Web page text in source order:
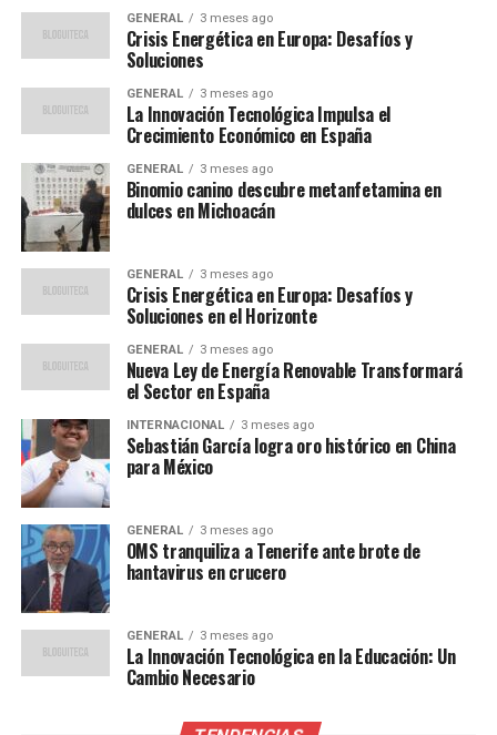
El país ha invertido significativamente en
infraestructura para apoyar el crecimiento de estas
fuentes de energía. Según datos del Instituto Nacional
de Estadística, la capacidad instalada de energía solar
fotovoltaica ha crecido un 30% desde 2018.
Opiniones de Expertos
Los expertos han elogiado el plan del gobierno, pero
también han señalado los desafíos que enfrenta España.
“La integración de estas nuevas capacidades en la red
eléctrica nacional será crucial”, dijo Javier García Breva,
analista de energía renovable. “Sin una infraestructura
adecuada, podríamos enfrentar problemas de
estabilidad en el suministro.”
Además, el profesor de economía energética, Luis
Atienza, comentó sobre la importancia de la inversión
continua en tecnología. “La innovación en
almacenamiento de energía será clave para maximizar el
uso de las renovables”, destacó Atienza.
Comparaciones Históricas
El impulso actual recuerda a la revolución energética
que España experimentó en la década de 2000, cuando
GENERAL 3 meses ago
Crisis Energética en Europa: Desafíos y
Soluciones
GENERAL 3 meses ago
La Innovación Tecnológica Impulsa el
Crecimiento Económico en España
GENERAL 3 meses ago
Binomio canino descubre metanfetamina en
dulces en Michoacán
GENERAL 3 meses ago
Crisis Energética en Europa: Desafíos y
Soluciones en el Horizonte
GENERAL 3 meses ago
Nueva Ley de Energía Renovable Transformará
el Sector en España
INTERNACIONAL 3 meses ago
Sebastián García logra oro histórico en China
para México
GENERAL 3 meses ago
OMS tranquiliza a Tenerife ante brote de
hantavirus en crucero
GENERAL 3 meses ago
La Innovación Tecnológica en la Educación: Un
Cambio Necesario